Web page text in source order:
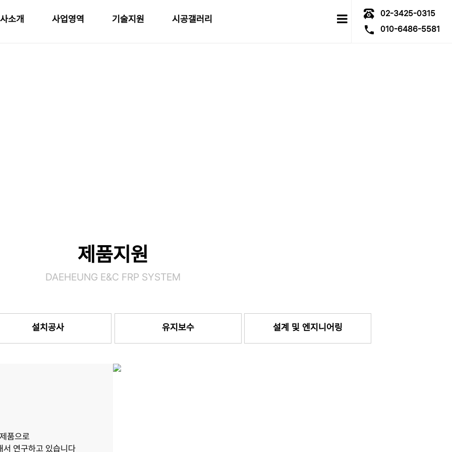
소개 사업영역 기술지원 시공갤러리
02-3425-0315
010-6486-5581
제품지원
DAEHEUNG E&C FRP SYSTEM
설치공사 유지보수 설계 및 엔지니어링
품으로
서 연구하고 있습니다